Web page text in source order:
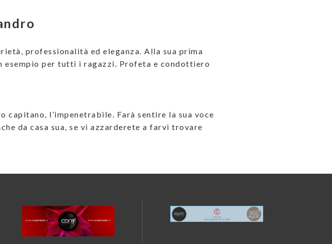
professionalità ed eleganza. Alla sua prima
per tutti i ragazzi. Profeta e condottiero
capitano, l’impenetrabile. Farà sentire la sua voce
da casa sua, se vi azzarderete a farvi trovare